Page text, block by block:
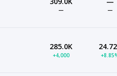
— —
285.0K
+4,000